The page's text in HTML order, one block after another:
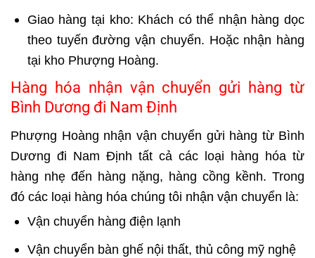
Giao hàng tại kho: Khách có thể nhận hàng dọc
theo tuyến đường vận chuyển. Hoặc nhận hàng
tại kho Phượng Hoàng.
Hàng hóa nhận vận chuyển gửi hàng từ
Bình Dương đi Nam Định
Phượng Hoàng nhận vận chuyển gửi hàng từ Bình
Dương đi Nam Định tất cả các loại hàng hóa từ
hàng nhẹ đến hàng nặng, hàng cồng kềnh. Trong
đó các loại hàng hóa chúng tôi nhận vận chuyển là:
Vận chuyển hàng điện lạnh
Vận chuyển bàn ghế nội thất, thủ công mỹ nghệ